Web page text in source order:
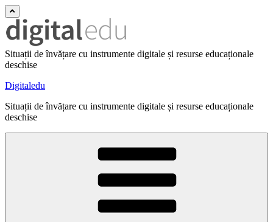
Situații de învățare cu instrumente digitale și resurse educaționale
deschise
Digitaledu
Situații de învățare cu instrumente digitale și resurse educaționale
deschise